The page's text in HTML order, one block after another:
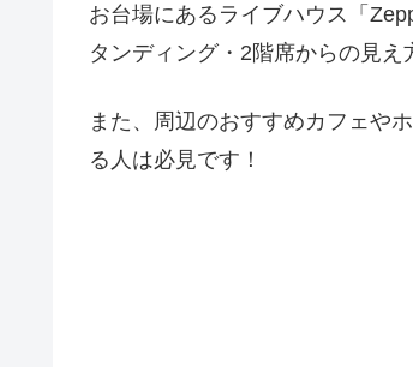
お台場にあるライブハウス「
タンディング・2階席からの見え
また、周辺のおすすめカフェや
る人は必見です！